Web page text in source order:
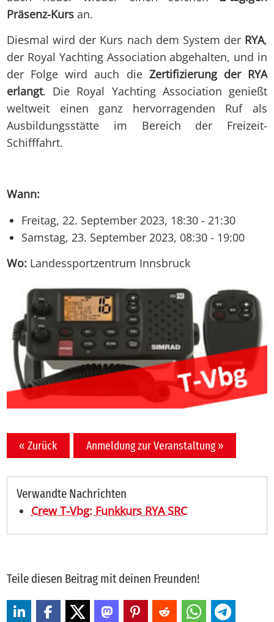
Präsenz-Kurs an.
Diesmal wird der Kurs nach dem System der RYA,
der Royal Yachting Association abgehalten, und in
der Folge wird auch die Zertifizierung der RYA
erlangt. Die Royal Yachting Association genießt
weltweit einen ganz hervorragenden Ruf als
Ausbildungsstätte im Bereich der Freizeit-
Schifffahrt.
Wann:
Freitag, 22. September 2023, 18:30 - 21:30
Samstag, 23. September 2023, 08:30 - 19:00
Wo: Landessportzentrum Innsbruck
« Zurück Anmeldung zur Veranstaltung »
Verwandte Nachrichten
Crew T-Vbg: Funkkurs RYA SRC
Teile diesen Beitrag mit deinen Freunden!